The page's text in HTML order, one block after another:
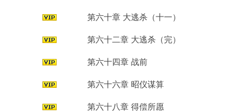
第六十章 大逃杀（十一）
第六十二章 大逃杀（完）
第六十四章 战前
第六十六章 昭仪谋算
第六十八章 得偿所愿